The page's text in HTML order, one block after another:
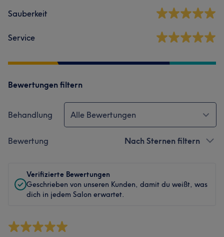
Sauberkeit
Service
Bewertungen filtern
Behandlung Alle Bewertungen
Bewertung Nach Sternen filtern
Verifizierte Bewertungen
Geschrieben von unseren Kunden, damit du weißt, was
dich in jedem Salon erwartet.